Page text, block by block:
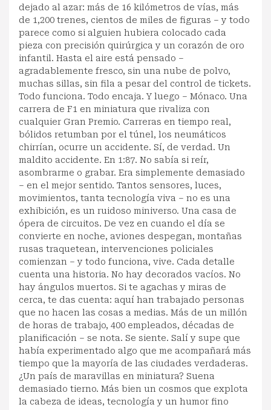
dejado al azar: más de 16 kilómetros de vías, más
de 1,200 trenes, cientos de miles de figuras – y todo
parece como si alguien hubiera colocado cada
pieza con precisión quirúrgica y un corazón de oro
infantil. Hasta el aire está pensado –
agradablemente fresco, sin una nube de polvo,
muchas sillas, sin fila a pesar del control de tickets.
Todo funciona. Todo encaja. Y luego – Mónaco. Una
carrera de F1 en miniatura que rivaliza con
cualquier Gran Premio. Carreras en tiempo real,
bólidos retumban por el túnel, los neumáticos
chirrían, ocurre un accidente. Sí, de verdad. Un
maldito accidente. En 1:87. No sabía si reír,
asombrarme o grabar. Era simplemente demasiado
– en el mejor sentido. Tantos sensores, luces,
movimientos, tanta tecnología viva – no es una
exhibición, es un ruidoso miniverso. Una casa de
ópera de circuitos. De vez en cuando el día se
convierte en noche, aviones despegan, montañas
rusas traquetean, intervenciones policiales
comienzan – y todo funciona, vive. Cada detalle
cuenta una historia. No hay decorados vacíos. No
hay ángulos muertos. Si te agachas y miras de
cerca, te das cuenta: aquí han trabajado personas
que no hacen las cosas a medias. Más de un millón
de horas de trabajo, 400 empleados, décadas de
planificación – se nota. Se siente. Salí y supe que
había experimentado algo que me acompañará más
tiempo que la mayoría de las ciudades verdaderas.
¿Un país de maravillas en miniatura? Suena
demasiado tierno. Más bien un cosmos que explota
la cabeza de ideas, tecnología y un humor fino